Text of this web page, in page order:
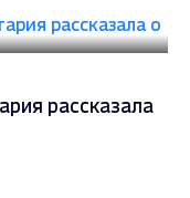
рассказала